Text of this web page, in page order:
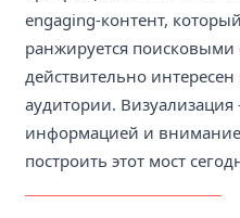
engaging-контент,
ранжируется поисковыми
действительно
аудитории.
информацией и
построить этот мост